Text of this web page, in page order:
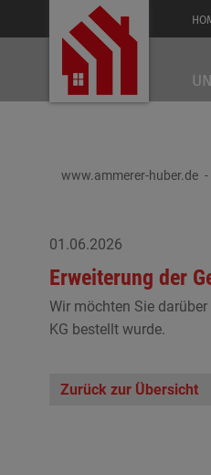
www.ammerer-huber.de
01.06.2026
Erweiterung der
Wir möchten Sie
KG bestellt wurde.
Zurück zur Übersicht